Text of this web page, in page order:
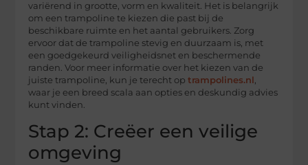
variërend in grootte, vorm en kwaliteit. Het is belangrijk
om een trampoline te kiezen die past bij de
beschikbare ruimte en het aantal gebruikers. Zorg
ervoor dat de trampoline stevig en duurzaam is, met
een goedgekeurd veiligheidsnet en beschermende
randen. Voor meer informatie over het kiezen van de
juiste trampoline, kun je terecht optrampolines.nl ,
waar je een breed scala aan opties en deskundig advies
kunt vinden.
Stap 2: Creëer een veilige
omgeving